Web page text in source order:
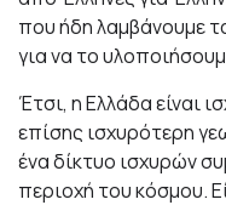
που ήδη λαμβάνουμε
για να το
Έτσι, η Ελλάδα είναι
επίσης ισχυρότερη
ένα δίκτυο ισχυρών
περιοχή του κόσμου.